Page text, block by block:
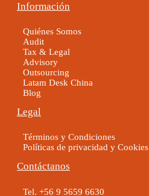
Información
Quiénes Somos
Audit
Tax & Legal
Advisory
Outsourcing
Latam Desk China
Blog
Legal
Términos y Condiciones
Políticas de privacidad y Cookies
Contáctanos
Tel. +56 9 5659 6630